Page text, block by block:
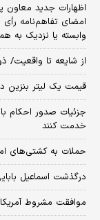
امضای تفاهم‌نامه
وابسته یا نزدیک به
از شایعه تا واقعیت/
قیمت یک لیتر بنزین
خدمت کنند
حملات به کشتی‌های
درگذشت اسماعیل
موافقت مشروط